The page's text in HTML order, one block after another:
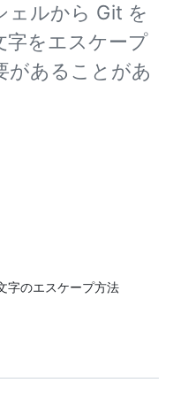
ェルから Git を
字をエスケープ
があることがあ
字のエスケープ方法